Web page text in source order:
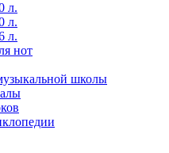
л.
л.
л.
нот
школы